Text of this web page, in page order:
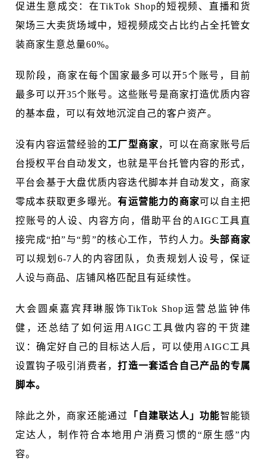
促进生意成交：在TikTok Shop的短视频、直播和货
架场三大卖货场域中，短视频成交占比约占全托管女
装商家生意总量60%。
现阶段，商家在每个国家最多可以开5个账号，目前
最多可以开35个账号。这些账号是商家打造优质内容
的基本盘，可以有效地沉淀自己的客户资产。
没有内容运营经验的工厂型商家，可以在商家账号后
台授权平台自动发文，也就是平台托管内容的形式，
平台会基于大盘优质内容迭代脚本并自动发文，商家
零成本获取更多曝光。有运营能力的商家可以自主把
控账号的人设、内容方向，借助平台的AIGC工具直
接完成“拍”与“剪”的核心工作，节约人力。 头部商家
可以规划6-7人的内容团队，负责规划人设号，保证
人设与商品、店铺风格匹配且有延续性。
大会圆桌嘉宾拜琳服饰TikTok Shop运营总监钟伟
健，还总结了如何运用AIGC工具做内容的干货建
议：确定好自己的目标达人后，可以使用AIGC工具
设置钩子吸引消费者，打造一套适合自己产品的专属
脚本。
除此之外，商家还能通过 「自建联达人」功能智能锁
定达人，制作符合本地用户消费习惯的“原生感”内
容。